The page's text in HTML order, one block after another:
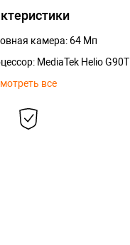
камера: 64 Мп
MediaTek Helio G90T
все